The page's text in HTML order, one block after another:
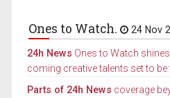
Ones to Watch. 24 Nov
24h News Ones to Watch
coming creative talents set to be
Parts of 24h News coverage